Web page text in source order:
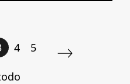
4 5